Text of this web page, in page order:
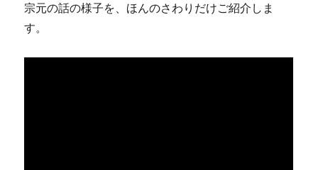
宗元の話の様子を、ほんのさわりだけご紹介しま
す。